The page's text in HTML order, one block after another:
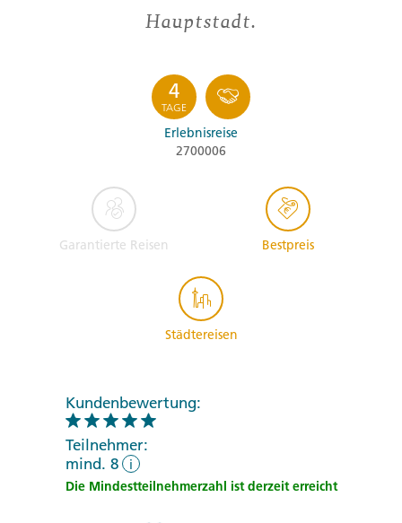
Hauptstadt.
4
TAGE
Erlebnisreise
2700006
Garantierte Reisen Bestpreis
Städtereisen
Kundenbewertung:
Teilnehmer:
mind. 8
i
Die Mindestteilnehmerzahl ist derzeit erreicht